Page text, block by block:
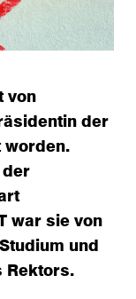
von
der
worden.
der
war sie von
und
Rektors.